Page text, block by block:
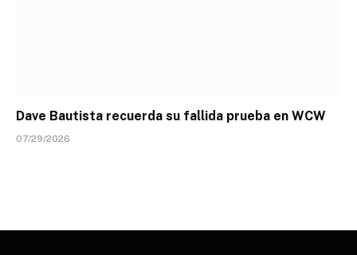
Dave Bautista recuerda su fallida prueba en WCW
07/29/2026